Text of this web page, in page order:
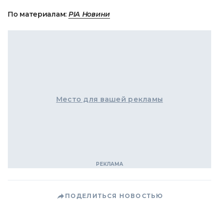
По материалам: РІА Новини
Место для вашей рекламы
ПОДЕЛИТЬСЯ НОВОСТЬЮ